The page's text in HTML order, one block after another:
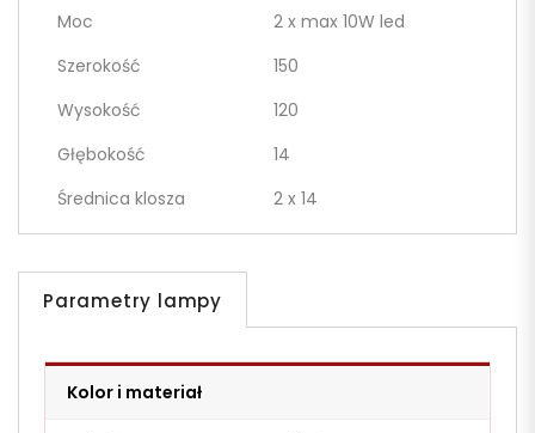
Moc
2 x max 10W led
Szerokość
150
Wysokość
120
Głębokość
14
Średnica klosza
2 x 14
Parametry lampy
Kolor i materiał